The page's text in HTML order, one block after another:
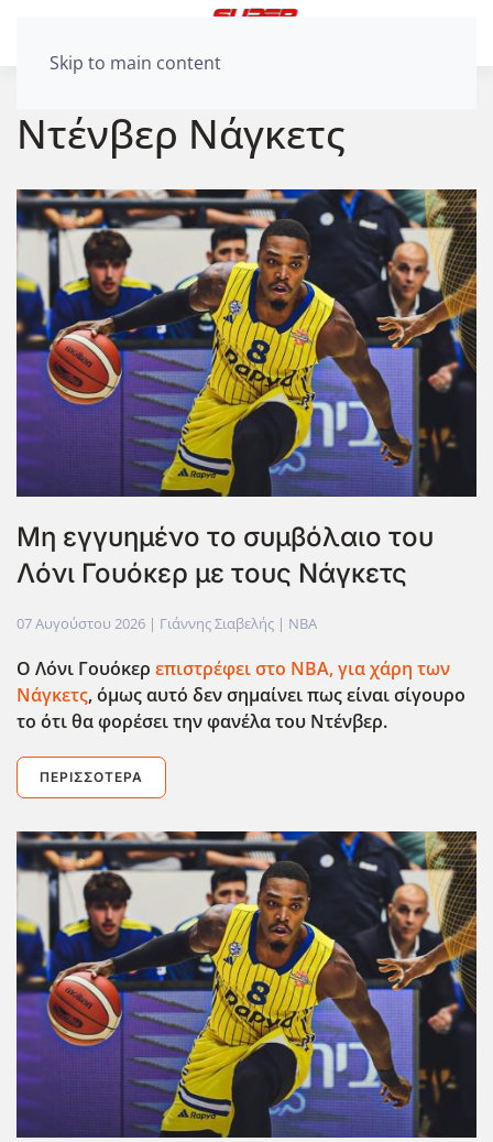
Skip to main content
Ντένβερ Νάγκετς
Μη εγγυημένο το συμβόλαιο του
Λόνι Γουόκερ με τους Νάγκετς
07 Αυγούστου 2026 | Γιάννης Σιαβελής | NBA
Ο Λόνι Γουόκερ επιστρέφει στο ΝΒΑ, για χάρη των
Νάγκετς, όμως αυτό δεν σημαίνει πως είναι σίγουρο
το ότι θα φορέσει την φανέλα του Ντένβερ.
ΠΕΡΙΣΣΌΤΕΡΑ